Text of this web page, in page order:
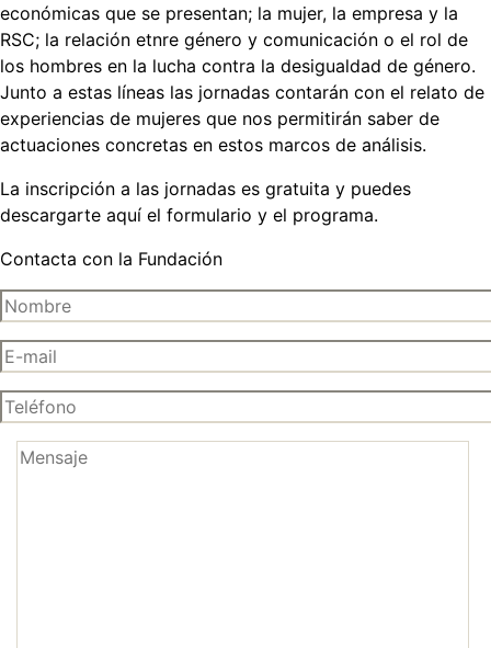
económicas que se presentan; la mujer, la empresa y la
RSC; la relación etnre género y comunicación o el rol de
los hombres en la lucha contra la desigualdad de género.
Junto a estas líneas las jornadas contarán con el relato de
experiencias de mujeres que nos permitirán saber de
actuaciones concretas en estos marcos de análisis.
La inscripción a las jornadas es gratuita y puedes
descargarte aquí el formulario y el programa.
Contacta con la Fundación